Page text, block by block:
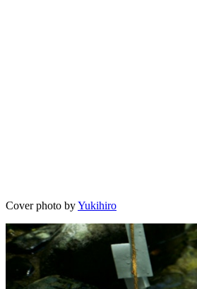
Cover photo byYukihiro